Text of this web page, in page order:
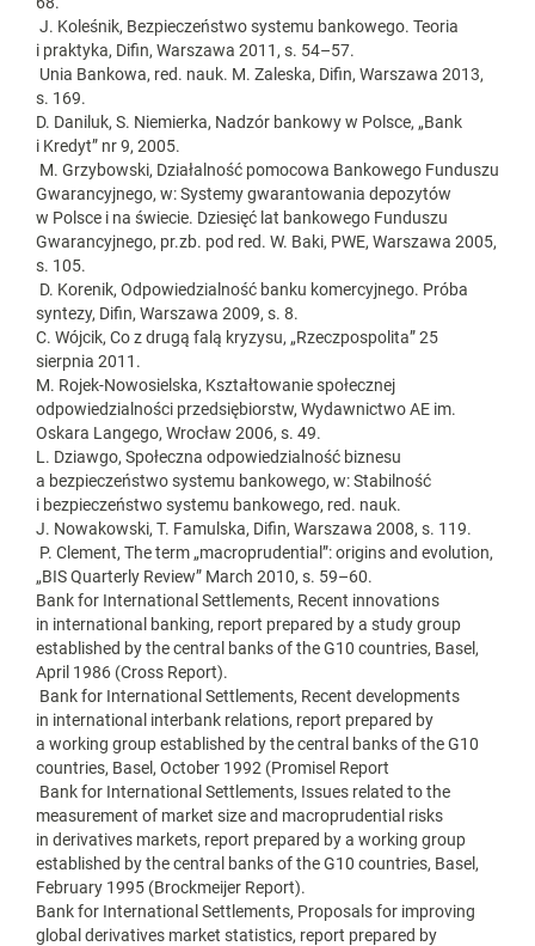
J. Koleśnik, Bezpieczeństwo systemu bankowego. Teoria
i praktyka, Difin, Warszawa 2011, s. 54–57.
Unia Bankowa, red. nauk. M. Zaleska, Difin, Warszawa 2013,
s. 169.
D. Daniluk, S. Niemierka, Nadzór bankowy w Polsce, „Bank
i Kredyt” nr 9, 2005.
M. Grzybowski, Działalność pomocowa Bankowego Funduszu
Gwarancyjnego, w: Systemy gwarantowania depozytów
w Polsce i na świecie. Dziesięć lat bankowego Funduszu
Gwarancyjnego, pr.zb. pod red. W. Baki, PWE, Warszawa 2005,
s. 105.
D. Korenik, Odpowiedzialność banku komercyjnego. Próba
syntezy, Difin, Warszawa 2009, s. 8.
C. Wójcik, Co z drugą falą kryzysu, „Rzeczpospolita” 25
sierpnia 2011.
M. Rojek-Nowosielska, Kształtowanie społecznej
odpowiedzialności przedsiębiorstw, Wydawnictwo AE im.
Oskara Langego, Wrocław 2006, s. 49.
L. Dziawgo, Społeczna odpowiedzialność biznesu
a bezpieczeństwo systemu bankowego, w: Stabilność
i bezpieczeństwo systemu bankowego, red. nauk.
J. Nowakowski, T. Famulska, Difin, Warszawa 2008, s. 119.
P. Clement, The term „macroprudential”: origins and evolution,
„BIS Quarterly Review” March 2010, s. 59–60.
Bank for International Settlements, Recent innovations
in international banking, report prepared by a study group
established by the central banks of the G10 countries, Basel,
April 1986 (Cross Report).
Bank for International Settlements, Recent developments
in international interbank relations, report prepared by
a working group established by the central banks of the G10
countries, Basel, October 1992 (Promisel Report
Bank for International Settlements, Issues related to the
measurement of market size and macroprudential risks
in derivatives markets, report prepared by a working group
established by the central banks of the G10 countries, Basel,
February 1995 (Brockmeijer Report).
Bank for International Settlements, Proposals for improving
global derivatives market statistics, report prepared by